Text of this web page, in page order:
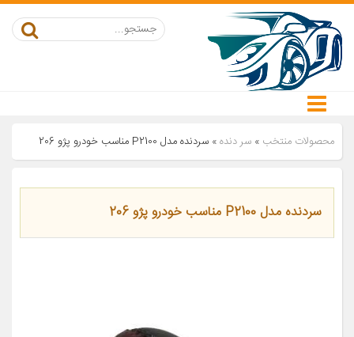
محصولات منتخب » سر دنده» سردنده مدل P2100 مناسب خودرو پژو 206
سردنده مدل P2100 مناسب خودرو پژو 206